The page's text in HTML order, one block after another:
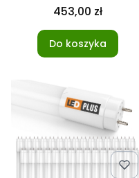
453,00 zł
Do koszyka